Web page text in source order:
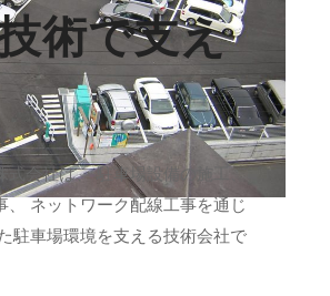
術で支え
式会社は、 駐車場設備の施工、
、 ネットワーク配線工事を通じ
駐車場環境を支える技術会社で